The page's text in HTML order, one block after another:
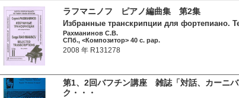
ラフマニノフ ピアノ編曲集 第2集
Избранные транскрипции для фортепиано.
Рахманинов С.В.
СПб., <Композитор> 40 c. pap.
2008 年 R131278
第1、2回バフチン講座 雑誌「対話、カーニ
ク・・・